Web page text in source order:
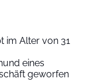
im Alter von 31
eines
geworfen